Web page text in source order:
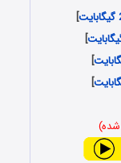
]
]
]
]
شده)